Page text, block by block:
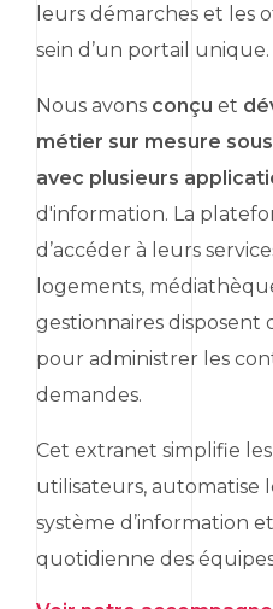
leurs démarches et les
sein d’un portail unique.
Nous avons conçu et
métier sur mesure sous
avec plusieurs
d'information. La
d’accéder à leurs
logements,
gestionnaires disposent
pour administrer les
demandes.
Cet extranet simplifie
utilisateurs, automatise
système d’information
quotidienne des